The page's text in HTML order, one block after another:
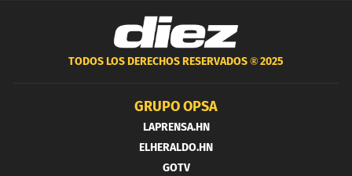
TODOS LOS DERECHOS RESERVADOS ®2025
GRUPO OPSA
LAPRENSA.HN
ELHERALDO.HN
GOTV